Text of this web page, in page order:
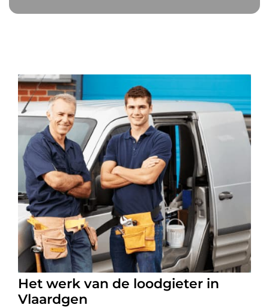
Het werk van de loodgieter in
Vlaardgen